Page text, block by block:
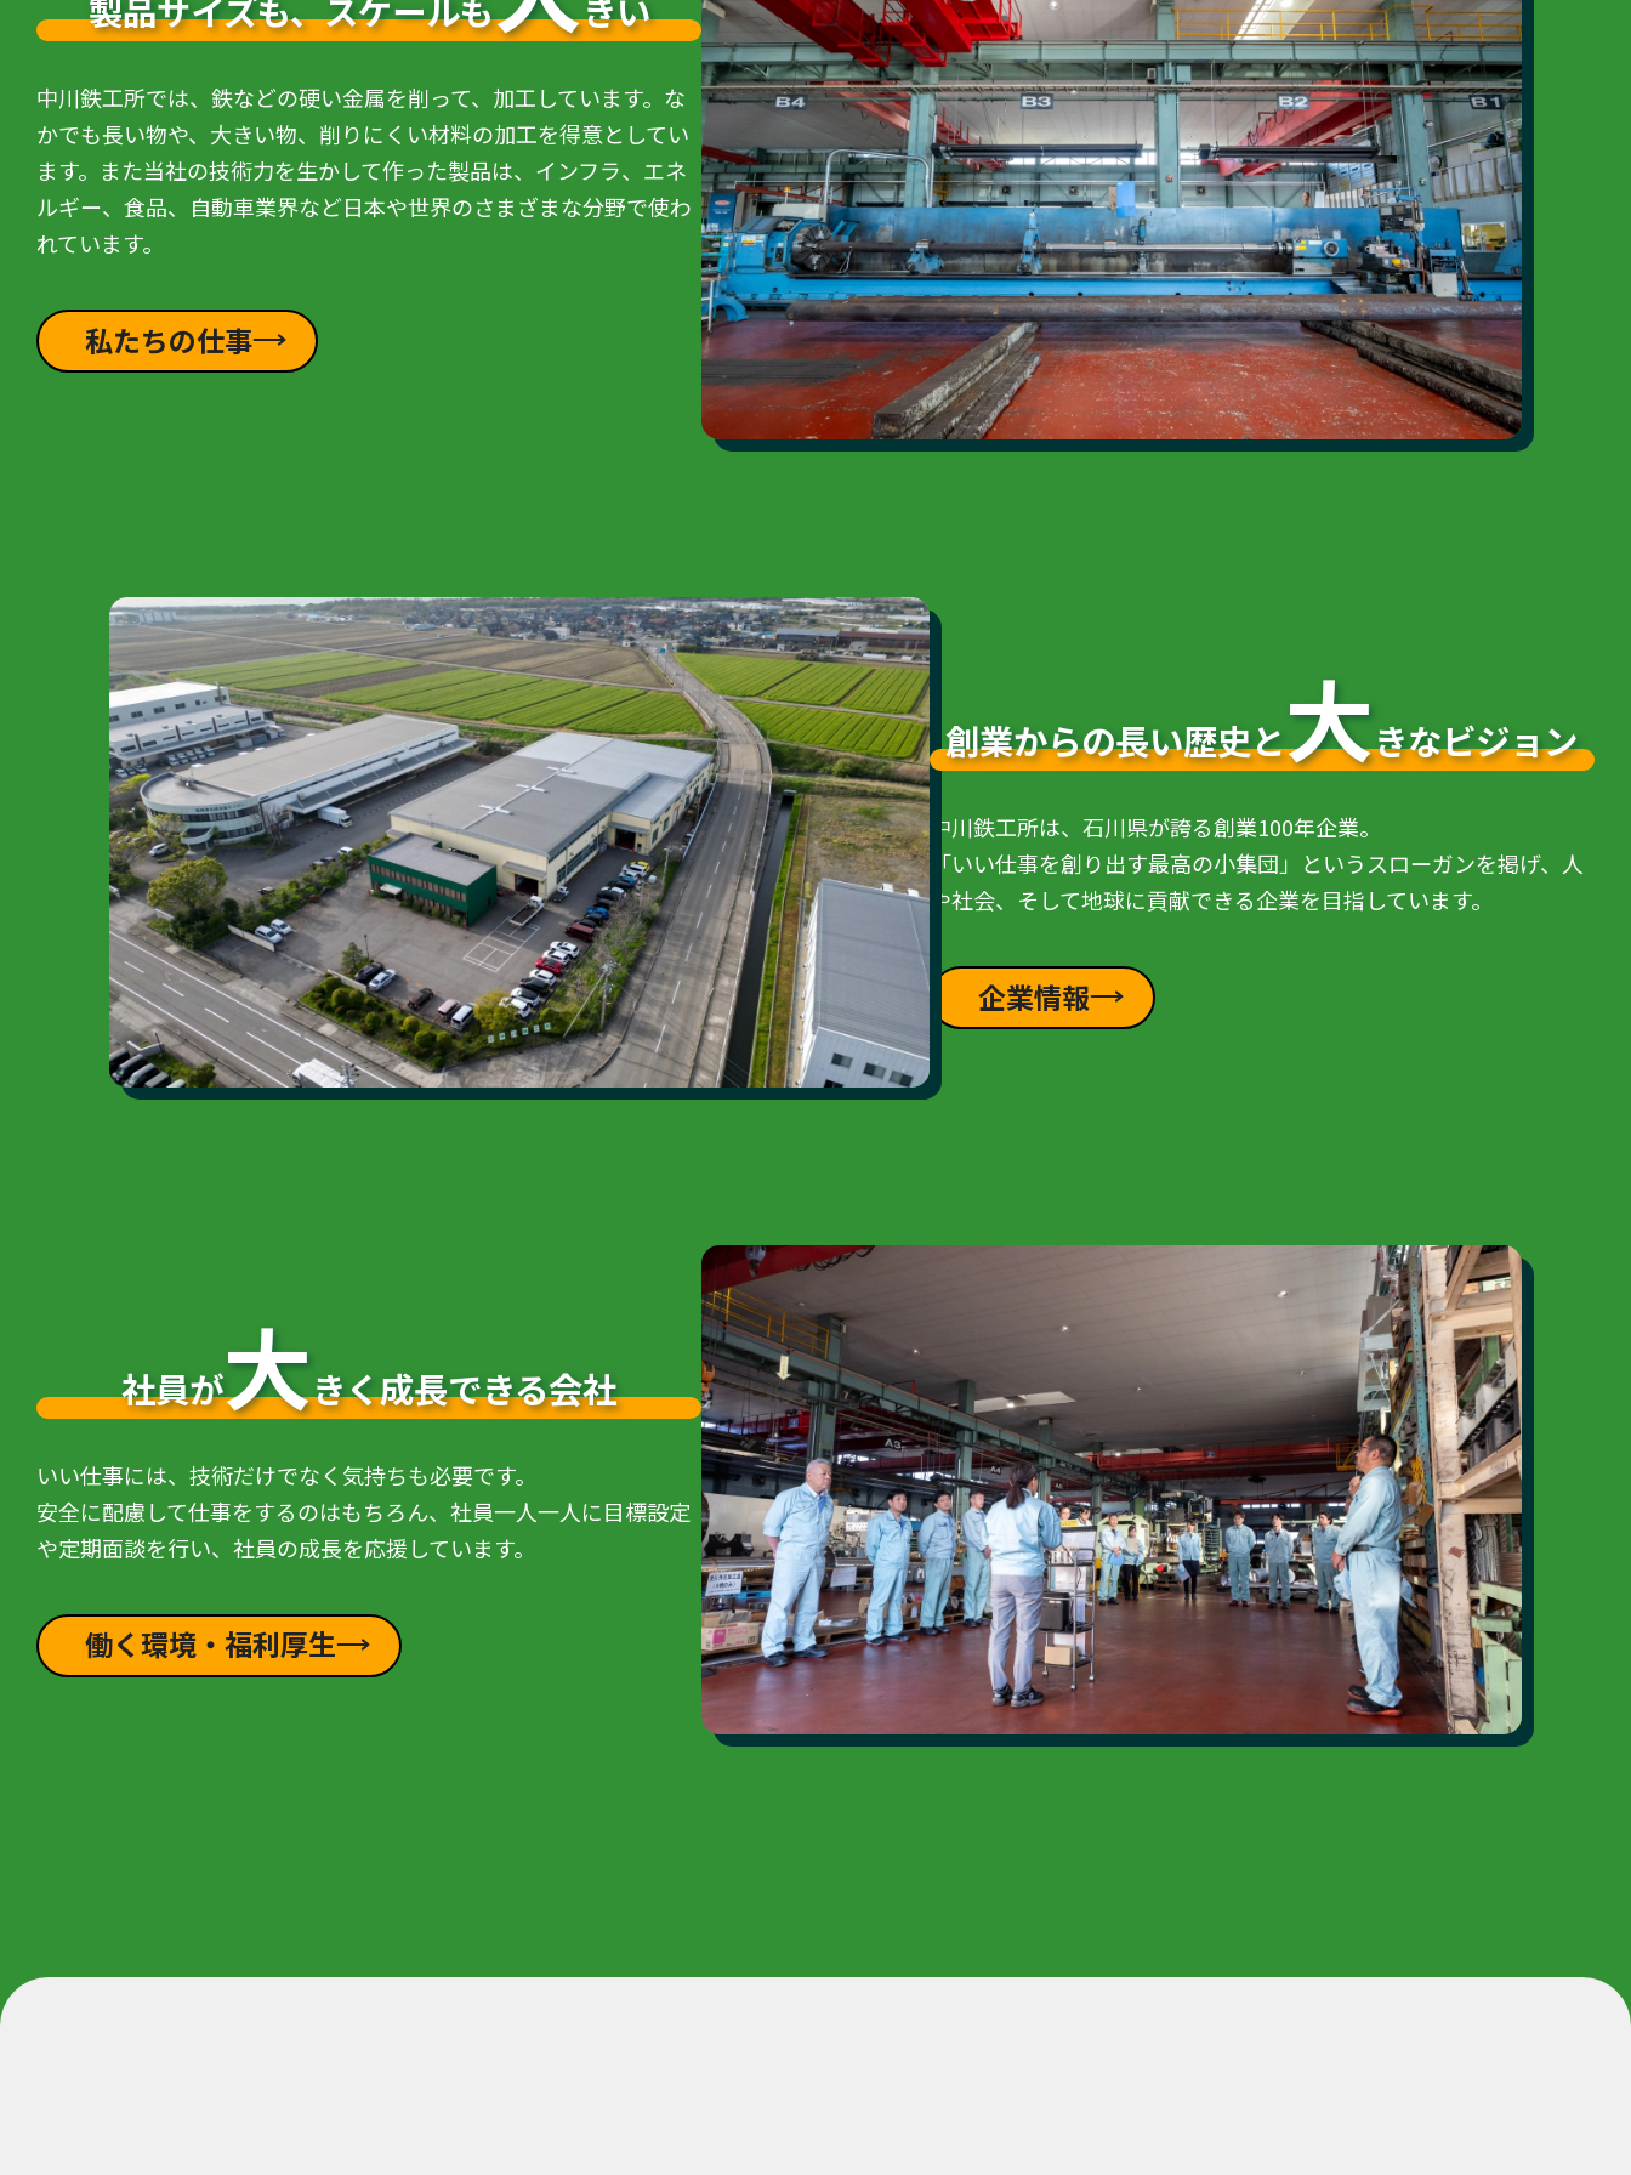
製品サイズも、スケールも きい
中川鉄工所では、鉄などの硬い金属を削って、加工しています。な
かでも長い物や、大きい物、削りにくい材料の加工を得意としてい
ます。また当社の技術力を生かして作った製品は、インフラ、エネ
ルギー、食品、自動車業界など日本や世界のさまざまな分野で使わ
れています。
私たちの仕事
創業からの長い歴史と大きなビジョン
中川鉄工所は、石川県が誇る創業100年企業。
「いい仕事を創り出す最高の小集団」というスローガンを掲げ、人
や社会、そして地球に貢献できる企業を目指しています。
企業情報
社員が大きく成長できる会社
いい仕事には、技術だけでなく気持ちも必要です。
安全に配慮して仕事をするのはもちろん、社員一人一人に目標設定
や定期面談を行い、社員の成長を応援しています。
働く環境・福利厚生